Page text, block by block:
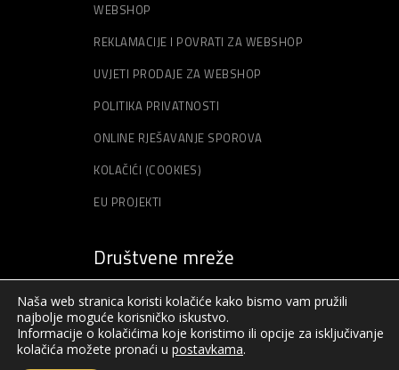
WEBSHOP
REKLAMACIJE I POVRATI ZA WEBSHOP
UVJETI PRODAJE ZA WEBSHOP
POLITIKA PRIVATNOSTI
ONLINE RJEŠAVANJE SPOROVA
KOLAČIĆI (COOKIES)
EU PROJEKTI
Društvene mreže
Naša web stranica koristi kolačiće kako bismo vam pružili
najbolje moguće korisničko iskustvo.
Informacije o kolačićima koje koristimo ili opcije za isključivanje
kolačića možete pronaći u postavkama.